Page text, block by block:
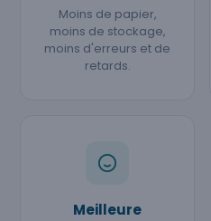
Moins de papier,
moins de stockage,
moins d'erreurs et de
retards.
Meilleure